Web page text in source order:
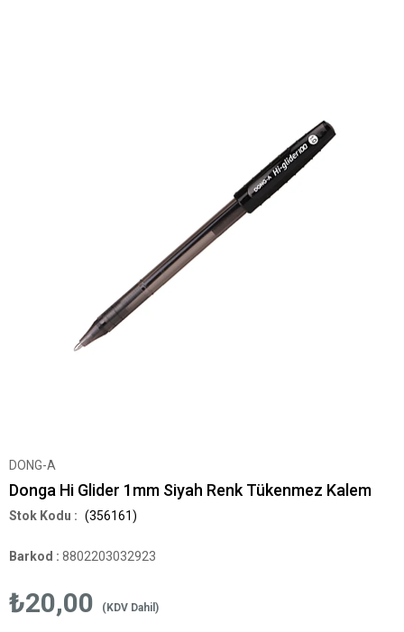
DONG-A
Donga Hi Glider 1mm Siyah Renk Tükenmez Kalem
(356161)
Barkod : 8802203032923
₺20,00 (KDV Dahil)